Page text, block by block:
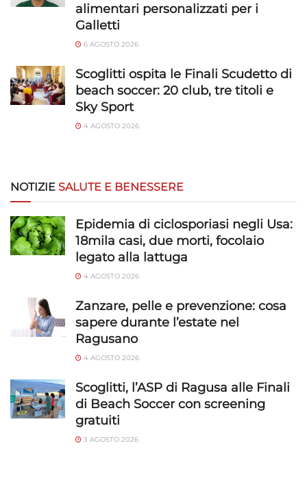
rilevare frodi, correggere errori, Erogare
e presentare pubblicità e contenuto,
Salvare e comunicare le scelte sulla
alimentari personalizzati per i
Galletti
6 AGOSTO 2026
Scoglitti ospita le Finali Scudetto di
beach soccer: 20 club, tre titoli e
Sky Sport
4 AGOSTO 2026
NOTIZIE SALUTE E BENESSERE
Epidemia di ciclosporiasi negli Usa:
18mila casi, due morti, focolaio
legato alla lattuga
4 AGOSTO 2026
Zanzare, pelle e prevenzione: cosa
sapere durante l’estate nel
Ragusano
4 AGOSTO 2026
Scoglitti, l’ASP di Ragusa alle Finali
di Beach Soccer con screening
gratuiti
3 AGOSTO 2026